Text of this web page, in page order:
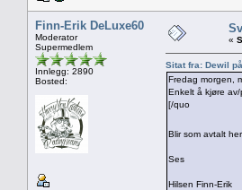
Finn-Erik DeLuxe60
Moderator
Supermedlem
Innlegg: 2890
Bosted:
«
Sitat fra: Dewil
Fredag morgen,
Enkelt å kjøre av/
[/quo
Blir som avtalt
Ses
Hilsen Finn-Erik